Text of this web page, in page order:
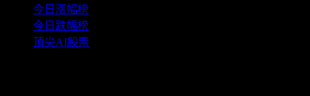
今日漲幅榜
今日跌幅榜
頂尖AI股票